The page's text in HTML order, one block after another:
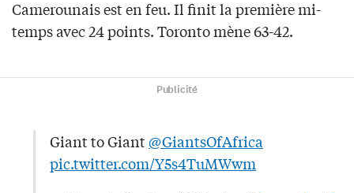
Camerounais est en feu. Il finit la première mi-
temps avec 24 points. Toronto mène 63-42.
Publicité
Giant to Giant@GiantsOfAfrica
pic.twitter.com/Y5s4TuMWwm